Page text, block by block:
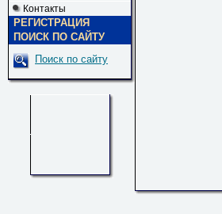
Контакты
РЕГИСТРАЦИЯ
ПОИСК ПО САЙТУ
Поиск по сайту